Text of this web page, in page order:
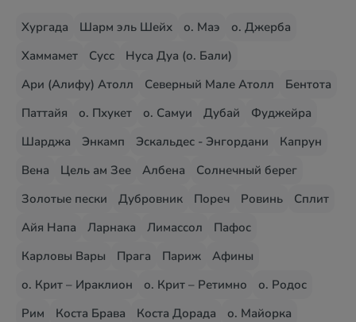
Хургада Шарм эль Шейх о. Маэ
о. Джерба
Хаммамет
Сусс
Нуса Дуа (о. Бали)
Ари (Алифу) Атолл
Северный Мале Атолл
Бентота
Паттайя
о. Пхукет о. Самуи Дубай
Фуджейра
Шарджа
Энкамп Эскальдес - Энгордани
Капрун
Вена
Цель ам Зее Албена
Солнечный берег
Золотые пески
Дубровник Пореч Ровинь
Сплит
Айя Напа
Ларнака Лимассол
Пафос
Карловы Вары
Прага Париж
Афины
о. Крит – Ираклион
о. Крит – Ретимно
о. Родос
Рим
Коста Брава Коста Дорада
о. Майорка